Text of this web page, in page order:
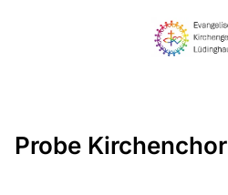
Probe Kirchenchor